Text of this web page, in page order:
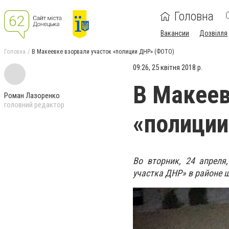
Головна
Вакансии Дозвілля
Головна В Макеевке взорвали участок «полиции ДНР» (ФОТО)
Роман Лазоренко
головний редактор
09:26, 25 квітня 2018 р.
В
Во вторник, 24
участка ДНР» в